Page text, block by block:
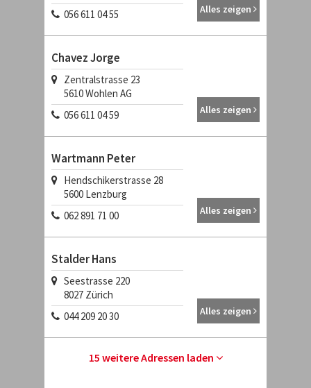
056 611 04 55
Alles zeigen
Chavez Jorge
Zentralstrasse 23
5610Wohlen AG
056 611 04 59
Alles zeigen
Wartmann Peter
Hendschikerstrasse 28
5600 Lenzburg
062 891 71 00
Alles zeigen
Stalder Hans
Seestrasse 220
8027 Zürich
044 209 20 30
Alles zeigen
15 weitere Adressen laden